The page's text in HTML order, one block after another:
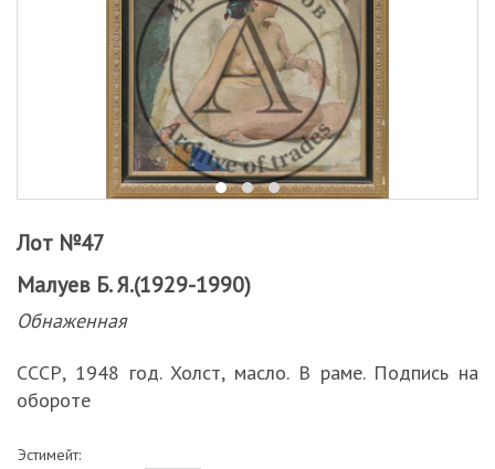
Лот №47
Малуев Б. Я.(1929-1990)
Обнаженная
СССР, 1948 год. Холст, масло. В раме. Подпись на
обороте
Эстимейт: